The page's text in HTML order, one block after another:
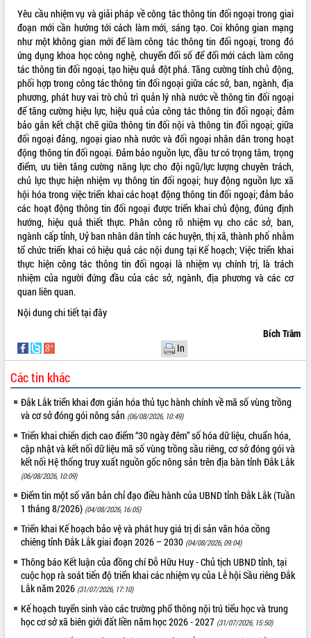
Yêu cầu nhiệm vụ và giải pháp về công tác thông tin đối ngoại trong giai
đoạn mới cần hướng tới cách làm mới, sáng tạo. Coi không gian mạng
như một không gian mới để làm công tác thông tin đối ngoại, trong đó
ứng dụng khoa học công nghệ, chuyển đổi số để đổi mới cách làm công
tác thông tin đối ngoại, tạo hiệu quả đột phá. Tăng cường tính chủ động,
phối hợp trong công tác thông tin đối ngoại giữa các sở, ban, ngành, địa
phương, phát huy vai trò chủ trì quản lý nhà nước về thông tin đối ngoại
để tăng cường hiệu lực, hiệu quả của công tác thông tin đối ngoại; đảm
bảo gắn kết chặt chẽ giữa thông tin đối nội và thông tin đối ngoại; giữa
đối ngoại đảng, ngoại giao nhà nước và đối ngoại nhân dân trong hoạt
động thông tin đối ngoại. Đảm bảo nguồn lực, đầu tư có trọng tâm, trọng
điểm, ưu tiên tăng cường năng lực cho đội ngũ/lực lượng chuyên trách,
chủ lực thực hiện nhiệm vụ thông tin đối ngoại; huy động nguồn lực xã
hội hóa trong việc triển khai các hoạt động thông tin đối ngoại; đảm bảo
các hoạt động thông tin đối ngoại được triển khai chủ động, đúng định
hướng, hiệu quả thiết thực. Phân công rõ nhiệm vụ cho các sở, ban,
ngành cấp tỉnh, Uỷ ban nhân dân tỉnh các huyện, thị xã, thành phố nhằm
tổ chức triển khai có hiệu quả các nội dung tại Kế hoạch; Việc triển khai
thực hiện công tác thông tin đối ngoại là nhiệm vụ chính trị, là trách
nhiệm của người đứng đầu của các sở, ngành, địa phương và các cơ
quan liên quan.
Nội dung chi tiếttại đây
Bích Trâm
In
Các tin khác
Đắk Lắk triển khai đơn giản hóa thủ tục hành chính về mã số vùng trồng
và cơ sở đóng gói nông sản (06/08/2026, 10:49)
Triển khai chiến dịch cao điểm “30 ngày đêm” số hóa dữ liệu, chuẩn hóa,
cập nhật và kết nối dữ liệu mã số vùng trồng sầu riêng, cơ sở đóng gói và
kết nối Hệ thống truy xuất nguồn gốc nông sản trên địa bàn tỉnh Đắk Lắk
(06/08/2026, 10:09)
Điểm tin một số văn bản chỉ đạo điều hành của UBND tỉnh Đắk Lắk (Tuần
1 tháng 8/2026) (04/08/2026, 16:05)
Triển khai Kế hoạch bảo vệ và phát huy giá trị di sản văn hóa cồng
chiêng tỉnh Đắk Lắk giai đoạn 2026 – 2030 (04/08/2026, 09:04)
Thông báo Kết luận của đồng chí Đỗ Hữu Huy - Chủ tịch UBND tỉnh, tại
cuộc họp rà soát tiến độ triển khai các nhiệm vụ của Lễ hội Sầu riêng Đắk
Lắk năm 2026 (31/07/2026, 17:10)
Kế hoạch tuyển sinh vào các trường phổ thông nội trú tiểu học và trung
học cơ sở xã biên giới đất liền năm học 2026 - 2027 (31/07/2026, 15:50)